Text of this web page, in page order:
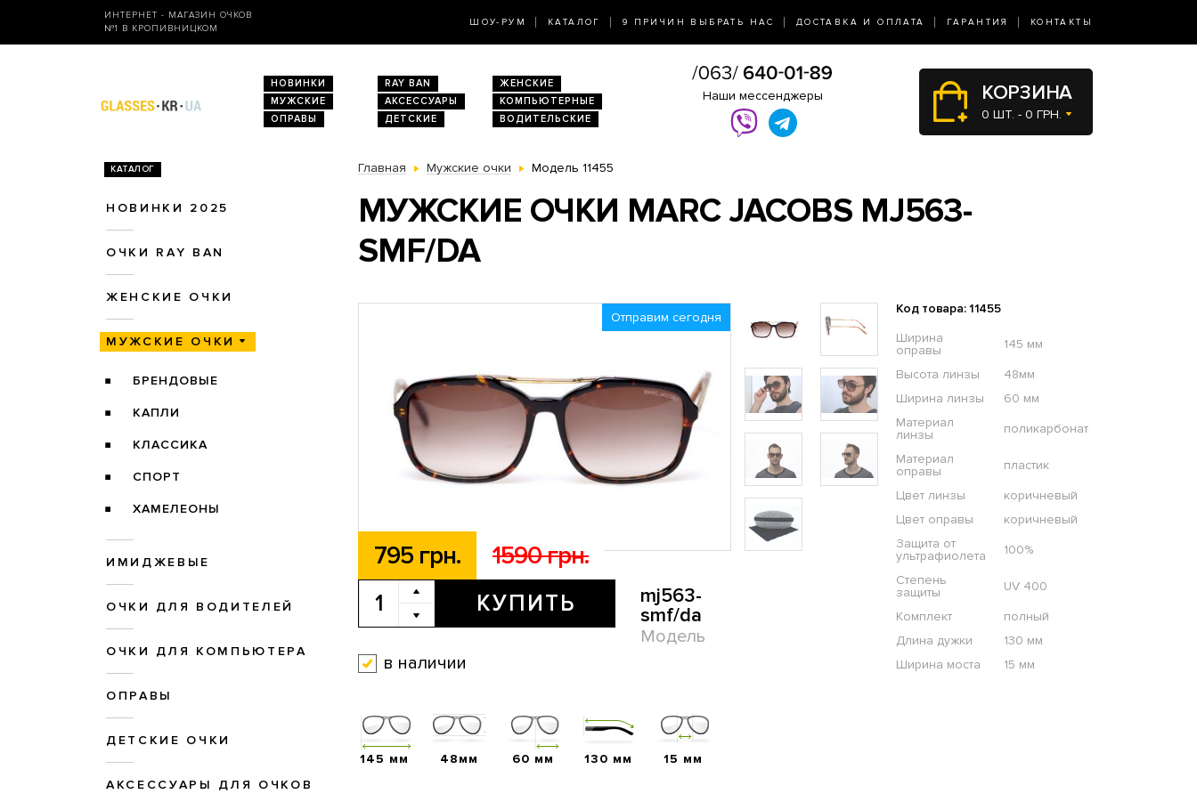
ИНТЕРНЕТ - МАГАЗИН ОЧКОВ
№1 В КРОПИВНИЦКОМ
ШОУ-РУМ КАТАЛОГ 9 ПРИЧИН ВЫБРАТЬ НАС ДОСТАВКА И ОПЛАТА ГАРАНТИЯ КОНТАКТЫ
НОВИНКИ RAY BAN
ЖЕНСКИЕ
МУЖСКИЕ
АКСЕССУАРЫ
КОМПЬЮТЕРНЫЕ
ОПРАВЫ
ДЕТСКИЕ ВОДИТЕЛЬСКИЕ
Наши мессенджеры КОРЗИНА
0 ШТ. - 0 ГРН.
КАТАЛОГ
НОВИНКИ 2025
ОЧКИ RAY BAN
ЖЕНСКИЕ ОЧКИ
МУЖСКИЕ ОЧКИ
БРЕНДОВЫЕ
КАПЛИ
КЛАССИКА
СПОРТ
ХАМЕЛЕОНЫ
ИМИДЖЕВЫЕ
ОЧКИ ДЛЯ ВОДИТЕЛЕЙ
ОЧКИ ДЛЯ КОМПЬЮТЕРА
ОПРАВЫ
ДЕТСКИЕ ОЧКИ
АКСЕССУАРЫ ДЛЯ ОЧКОВ
Главная Мужские очки Модель 11455
МУЖСКИЕ ОЧКИ MARC JACOBS MJ563-
SMF/DA
Отправим сегодня
795 грн. 1590 грн.
КУПИТЬ
mj563-
smf/da
Модель
в наличии
Код товара: 11455
Ширина
оправы
145 мм
Высота линзы
48мм
Ширина линзы
60 мм
Материал
линзы
поликарбонат
Материал
оправы
пластик
Цвет линзы
коричневый
Цвет оправы
коричневый
Защита от
ультрафиолета
100%
Степень
защиты
UV 400
Комплект
полный
Длина дужки
130 мм
Ширина моста
15 мм
145 мм 48мм 60 мм 130 мм 15 мм